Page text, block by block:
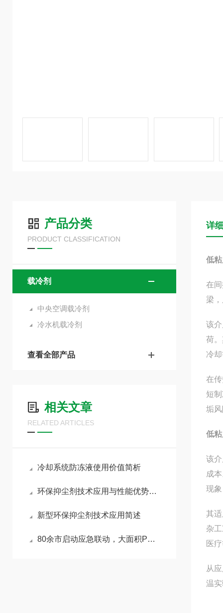
产品分类
PRODUCT CLASSIFICATION
载冷剂
中央空调载冷剂
冷水机载冷剂
查看全部产品
相关文章
RELATED ARTICLES
冷却系统防冻液使用价值简析
环保抑尘剂技术应用与性能优势分析
新型环保抑尘剂技术应用简述
80余市启动应急联动，大面积PM2.5污染该如何治理？
详
低
在
梁
该
荷
冷
在
短
垢
低
该
成
现
其
杂
医
从
温